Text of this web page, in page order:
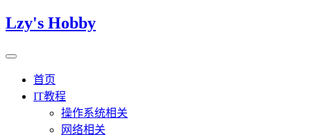
Lzy's Hobby
首页
IT教程
操作系统相关
网络相关